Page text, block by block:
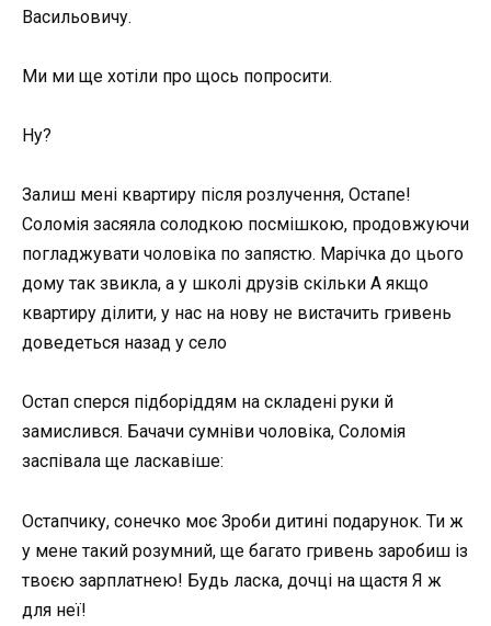
Васильовичу.
Ми ми ще хотіли про щось попросити.
Ну?
Залиш мені квартиру після розлучення, Остапе!
Соломія засяяла солодкою посмішкою, продовжуючи
погладжувати чоловіка по запястю. Марічка до цього
дому так звикла, а у школі друзів скільки А якщо
квартиру ділити, у нас на нову не вистачить гривень
доведеться назад у село
Остап сперся підборіддям на складені руки й
замислився. Бачачи сумніви чоловіка, Соломія
заспівала ще ласкавіше:
Остапчику, сонечко моє Зроби дитині подарунок. Ти ж
у мене такий розумний, ще багато гривень заробиш із
твоєю зарплатнею! Будь ласка, дочці на щастя Я ж
для неї!